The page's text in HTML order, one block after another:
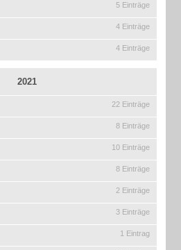
5 Einträge
4 Einträge
4 Einträge
2021
22 Einträge
8 Einträge
10 Einträge
8 Einträge
2 Einträge
3 Einträge
1 Eintrag